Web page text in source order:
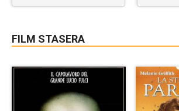
FILM STASERA